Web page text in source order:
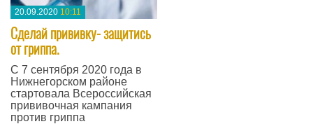
20.09.2020 10:11
Сделай прививку- защитись
от гриппа.
С 7 сентября 2020 года в
Нижнегорском районе
стартовала Всероссийская
прививочная кампания
против гриппа